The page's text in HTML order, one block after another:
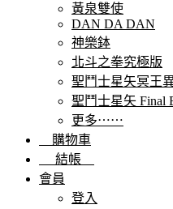
黃泉雙使
DAN DA DAN
神樂鉢
北斗之拳究極版
聖鬥士星矢冥王
聖鬥士星矢 Final
更多⋯⋯
購物車
結帳
會員
登入